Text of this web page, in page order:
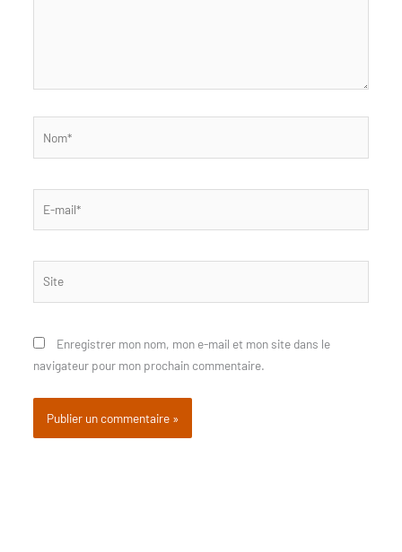
Enregistrer mon nom, mon e-mail et mon site dans le
navigateur pour mon prochain commentaire.